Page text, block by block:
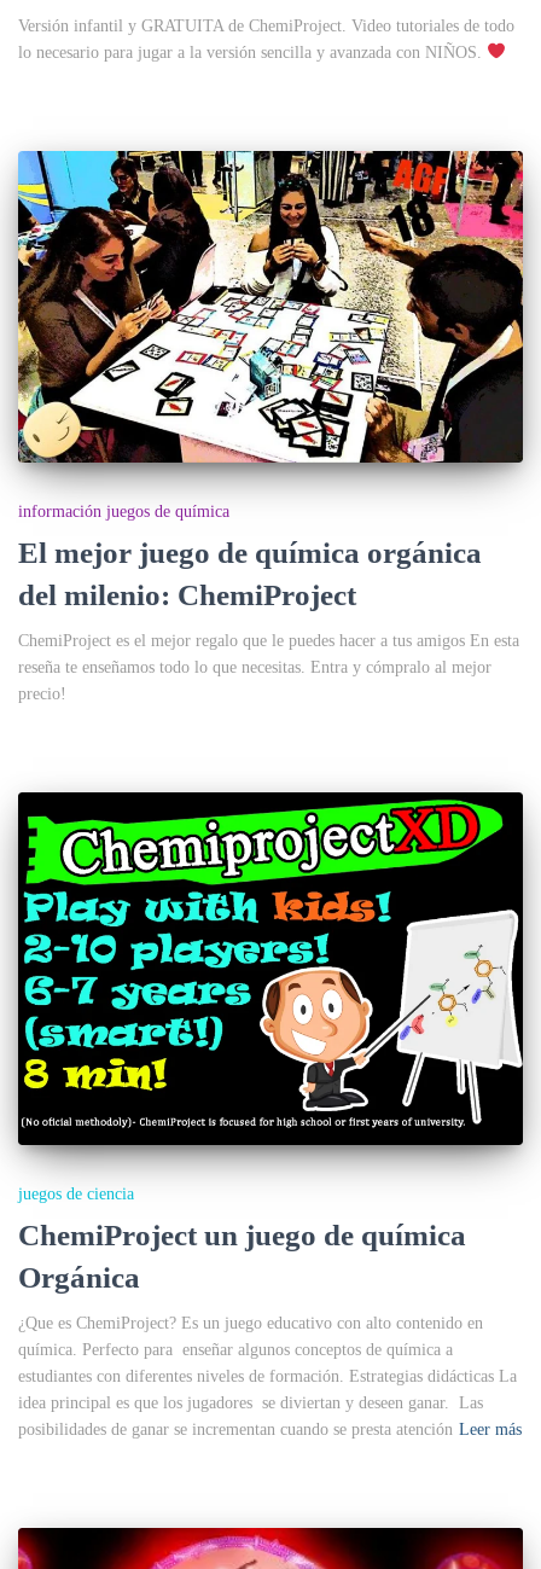
Versión infantil y GRATUITA de ChemiProject. Video tutoriales de todo
lo necesario para jugar a la versión sencilla y avanzada con NIÑOS.
información juegos de química
El mejor juego de química orgánica
del milenio: ChemiProject
ChemiProject es el mejor regalo que le puedes hacer a tus amigos En esta
reseña te enseñamos todo lo que necesitas. Entra y cómpralo al mejor
precio!
juegos de ciencia
ChemiProject un juego de química
Orgánica
¿Que es ChemiProject? Es un juego educativo con alto contenido en
química. Perfecto para enseñar algunos conceptos de química a
estudiantes con diferentes niveles de formación. Estrategias didácticas La
idea principal es que los jugadores se diviertan y deseen ganar. Las
posibilidades de ganar se incrementan cuando se presta atención Leer más